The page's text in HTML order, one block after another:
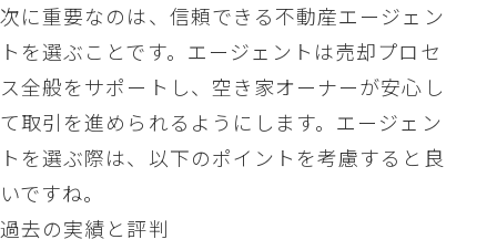
次に重要なのは、信頼できる不動産エージェン
トを選ぶことです。エージェントは売却プロセ
ス全般をサポートし、空き家オーナーが安心し
て取引を進められるようにします。エージェン
トを選ぶ際は、以下のポイントを考慮すると良
いですね。
過去の実績と評判